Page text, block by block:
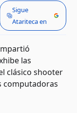
Sigue
Atariteca en
las
clásico shooter
computadoras